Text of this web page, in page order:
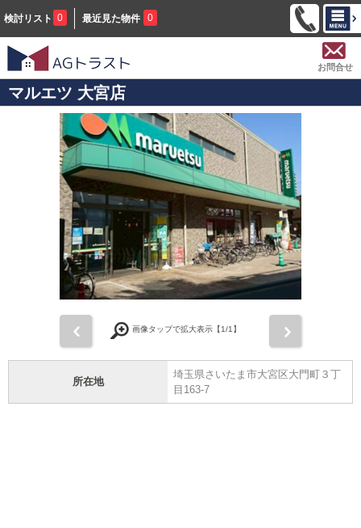
検討リスト 0 最近見た物件 0
お問合せ
マルエツ 大宮店
画像タップで拡大表示【1/1】
所在地
埼玉県さいたま市大宮区大門町３丁
目163-7